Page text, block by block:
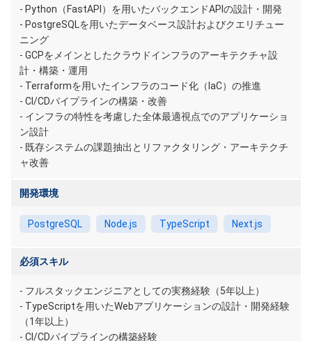
- Python（FastAPI）を用いたバックエンドAPIの設計・開発
- PostgreSQLを用いたデータベース設計およびクエリチュー
ニング
- GCPをメインとしたクラウドインフラのアーキテクチャ設
計・構築・運用
- Terraformを用いたインフラのコード化（IaC）の推進
- CI/CDパイプラインの構築・改善
- インフラの特性を考慮した全体最適視点でのアプリケーショ
ン設計
- 既存システムの課題抽出とリファクタリング・アーキテクチ
ャ改善
開発環境
PostgreSQL Node.js TypeScript Next.js
必須スキル
- フルスタックエンジニアとしての実務経験（5年以上）
- TypeScriptを用いたWebアプリケーションの設計・開発経験
（1年以上）
- CI/CDパイプラインの構築経験